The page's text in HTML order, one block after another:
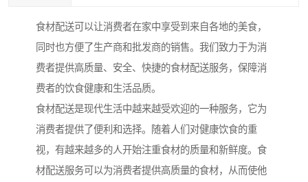
食材配送可以让消费者在家中享受到来自各地的美食，
同时也方便了生产商和批发商的销售。我们致力于为消
费者提供高质量、安全、快捷的食材配送服务，保障消
费者的饮食健康和生活品质。
食材配送是现代生活中越来越受欢迎的一种服务，它为
消费者提供了便利和选择。随着人们对健康饮食的重
视，有越来越多的人开始注重食材的质量和新鲜度。食
材配送服务可以为消费者提供高质量的食材，从而使他